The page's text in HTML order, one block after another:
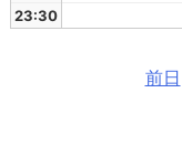
23:30
前日